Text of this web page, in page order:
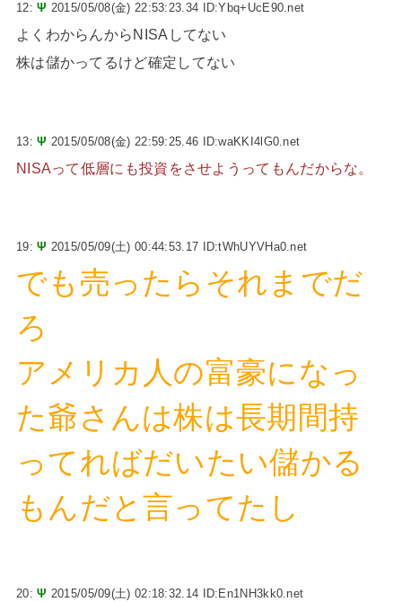
12:Ψ 2015/05/08(金) 22:53:23.34 ID:Ybq+UcE90.net
よくわからんからNISAしてない
株は儲かってるけど確定してない
13:Ψ 2015/05/08(金) 22:59:25.46 ID:waKKI4lG0.net
NISAって低層にも投資をさせようってもんだからな。
19:Ψ 2015/05/09(土) 00:44:53.17 ID:tWhUYVHa0.net
でも売ったらそれまでだ
ろ
アメリカ人の富豪になっ
た爺さんは株は長期間持
ってればだいたい儲かる
もんだと言ってたし
20:Ψ 2015/05/09(土) 02:18:32.14 ID:En1NH3kk0.net